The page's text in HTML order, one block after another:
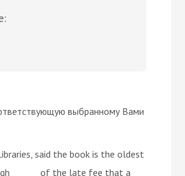
выбранному Вами
said the book is the oldest
______ of the late fee that a